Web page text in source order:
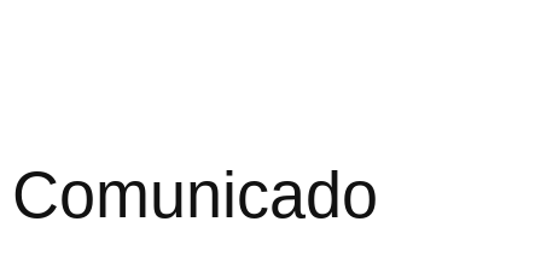
Comunicado